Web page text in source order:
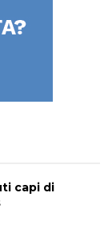
capi di